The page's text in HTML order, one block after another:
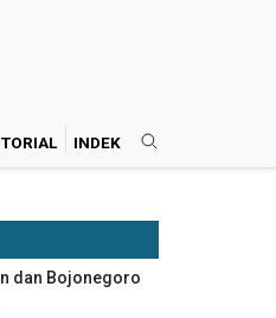
INDEK
dan Bojonegoro